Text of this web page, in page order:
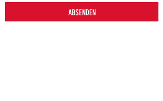
ABSENDEN